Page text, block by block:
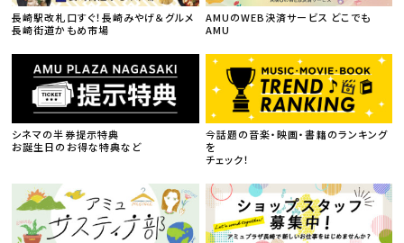
長崎駅改札口すぐ！長崎みやげ＆グルメ
長崎街道かもめ市場
AMUのWEB決済サービス どこでも
AMU
シネマの半券提示特典
お誕生日のお得な特典など
今話題の音楽・映画・書籍のランキング
を
チェック！